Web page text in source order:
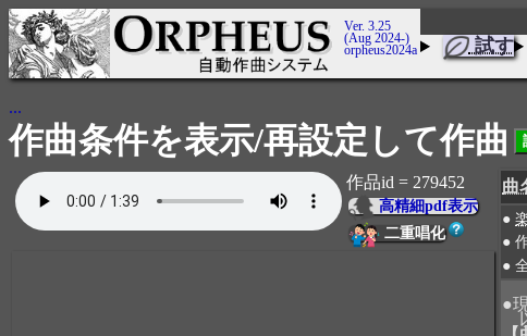
Ver. 3.25
(Aug 2024-)
orpheus2024a 試す
...
作曲条件を表示/再設定して作曲
作品id = 279452
高精細pdf表示
二重唱化
曲
●
●
●
●